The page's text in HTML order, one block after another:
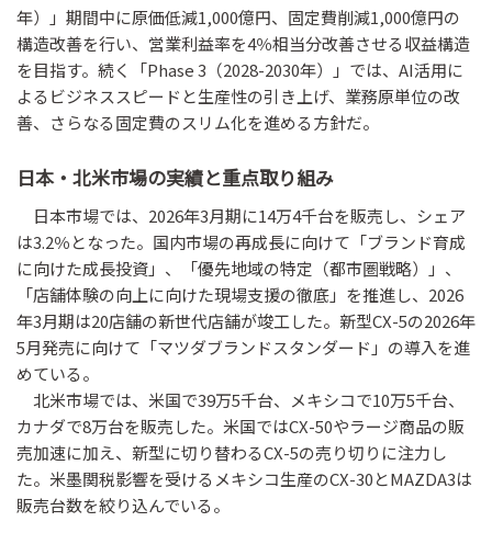
年）」期間中に原価低減1,000億円、固定費削減1,000億円の
構造改善を行い、営業利益率を4％相当分改善させる収益構造
を目指す。続く「Phase 3（2028-2030年）」では、AI活用に
よるビジネススピードと生産性の引き上げ、業務原単位の改
善、さらなる固定費のスリム化を進める方針だ。
日本・北米市場の実績と重点取り組み
日本市場では、2026年3月期に14万4千台を販売し、シェア
は3.2％となった。国内市場の再成長に向けて「ブランド育成
に向けた成長投資」、「優先地域の特定（都市圏戦略）」、
「店舗体験の向上に向けた現場支援の徹底」を推進し、2026
年3月期は20店舗の新世代店舗が竣工した。新型CX-5の2026年
5月発売に向けて「マツダブランドスタンダード」の導入を進
めている。
北米市場では、米国で39万5千台、メキシコで10万5千台、
カナダで8万台を販売した。米国ではCX-50やラージ商品の販
売加速に加え、新型に切り替わるCX-5の売り切りに注力し
た。米墨関税影響を受けるメキシコ生産のCX-30とMAZDA3は
販売台数を絞り込んでいる。